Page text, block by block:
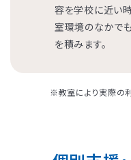
容を学校に近い
室環境のなかで
を積みます。
※教室により実際の